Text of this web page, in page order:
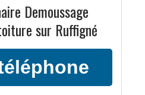
Demoussage
sur Ruffigné